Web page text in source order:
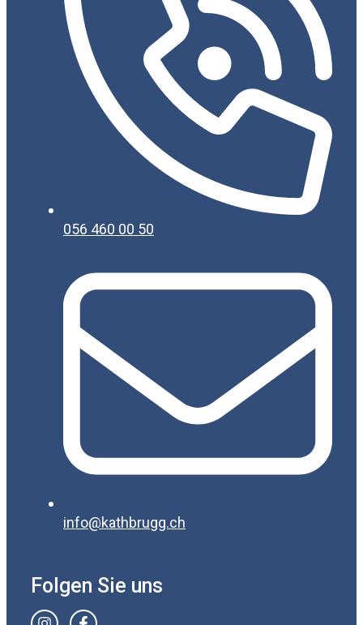
056 460 00 50
info@kathbrugg.ch
Folgen Sie uns